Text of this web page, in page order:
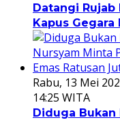
Datangi
Kapus Gegara
Rabu, 13 Mei
14:25 WITA
Diduga Bukan